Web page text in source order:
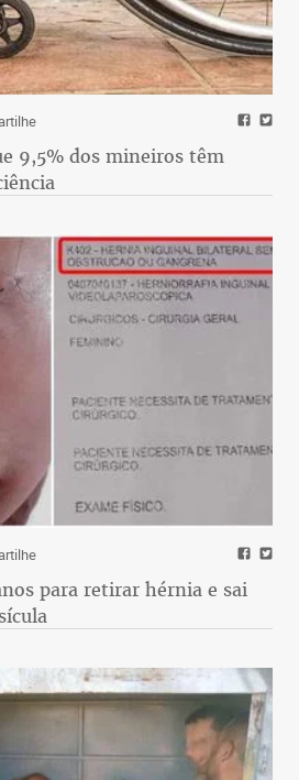
9,5% dos mineiros têm
para retirar hérnia e sai